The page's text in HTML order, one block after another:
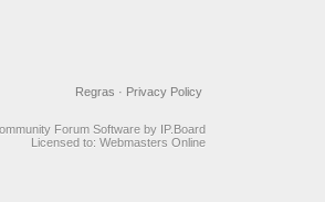
Privacy Policy
Regras ·
Forum Software by IP.Board
Licensed to: Webmasters Online